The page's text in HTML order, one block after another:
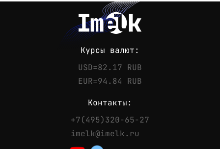
Контакты
Курсы валют:
USD=82.17 RUB
EUR=94.84 RUB
Контакты:
+7(495)320-65-27
imelk@imelk.ru